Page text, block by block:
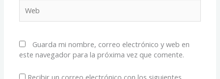
Guarda mi nombre, correo electrónico y web en
este navegador para la próxima vez que comente.